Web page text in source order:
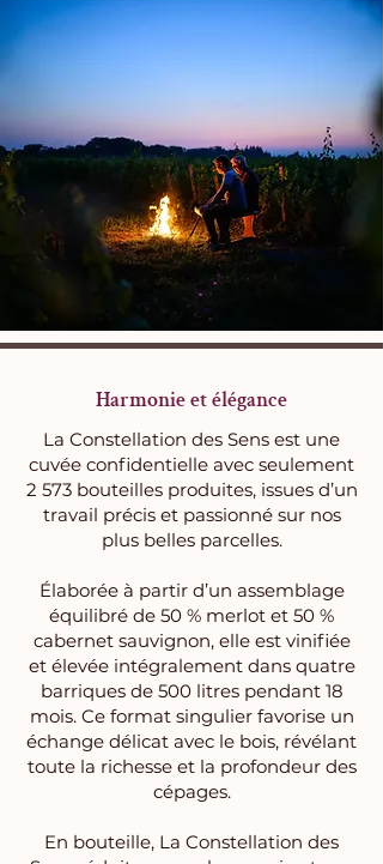
Harmonie et élégance
La Constellation des Sens est une
cuvée confidentielle avec seulement
2 573 bouteilles produites, issues d’un
travail précis et passionné sur nos
plus belles parcelles.
Élaborée à partir d’un assemblage
équilibré de 50 % merlot et 50 %
cabernet sauvignon, elle est vinifiée
et élevée intégralement dans quatre
barriques de 500 litres pendant 18
mois. Ce format singulier favorise un
échange délicat avec le bois, révélant
toute la richesse et la profondeur des
cépages.
En bouteille, La Constellation des